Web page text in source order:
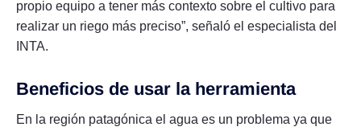
propio equipo a tener más contexto sobre el cultivo para
realizar un riego más preciso”, señaló el especialista del
INTA.
Beneficios de usar la herramienta
En la región patagónica el agua es un problema ya que